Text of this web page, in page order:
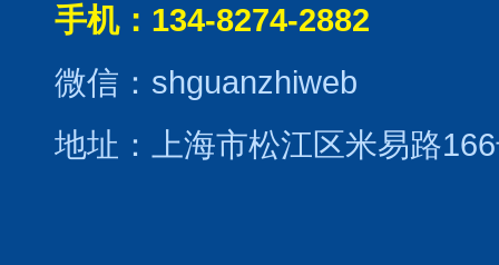
手机：134-8274-2882
微信：shguanzhiweb
地址：上海市松江区米易路